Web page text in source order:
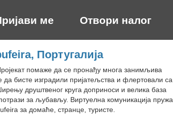
ме Отвори налог
Португалија
помаже да се пронађу многа занимљива
бисте изградили пријатељства и флертовали са
друштвеног круга доприноси и велика база
за љубављу. Виртуелна комуникација пружа
за домаће, странце, туристе.